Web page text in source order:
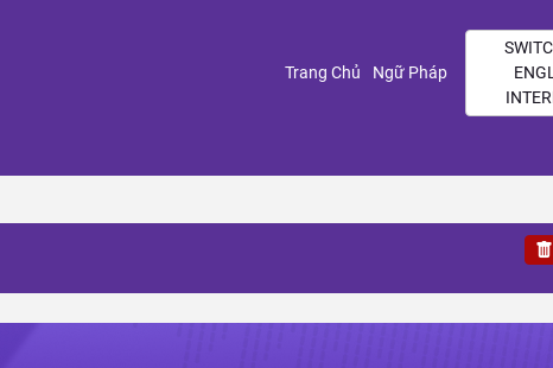
Trang Chủ (current)
Ngữ Pháp(current)